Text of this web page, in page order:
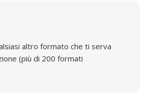
altro formato che ti serva
(più di 200 formati